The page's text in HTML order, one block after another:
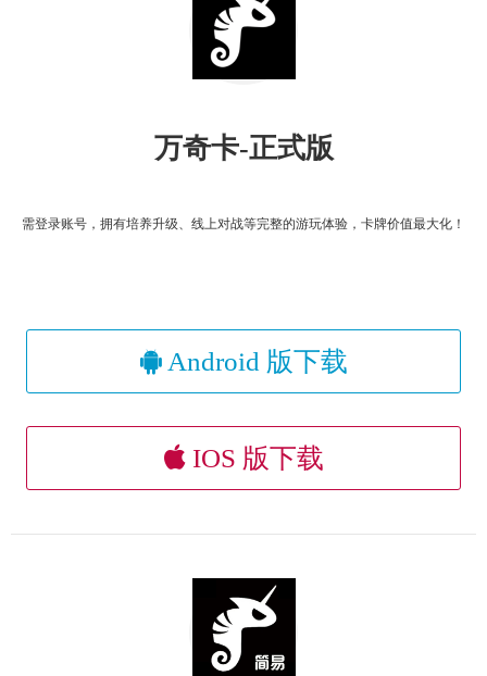
万奇卡-正式版
需登录账号，拥有培养升级、线上对战等完整的游玩体验，卡牌价值最大化！
Android 版下载
IOS 版下载